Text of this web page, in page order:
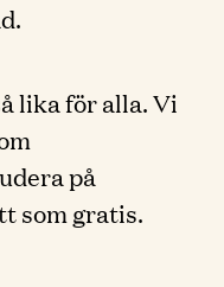
lika för alla. Vi
på
som gratis.